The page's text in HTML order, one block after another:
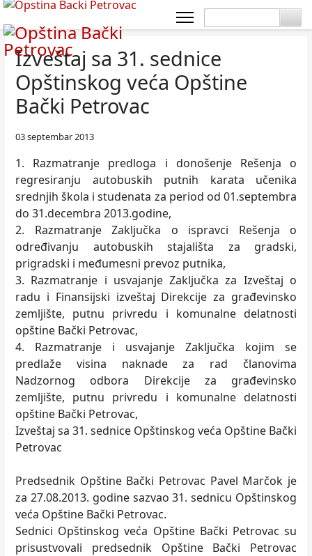
Izveštaj sa 31. sednice
Opštinskog veća Opštine
Bački Petrovac
03 septembar 2013
1. Razmatranje predloga i donošenje Rešenja o
regresiranju autobuskih putnih karata učenika
srednjih škola i studenata za period od 01.septembra
do 31.decembra 2013.godine,
2. Razmatranje Zaključka o ispravci Rešenja o
određivanju autobuskih stajališta za gradski,
prigradski i međumesni prevoz putnika,
3. Razmatranje i usvajanje Zaključka za Izveštaj o
radu i Finansijski izveštaj Direkcije za građevinsko
zemljište, putnu privredu i komunalne delatnosti
opštine Bački Petrovac,
4. Razmatranje i usvajanje Zaključka kojim se
predlaže visina naknade za rad članovima
Nadzornog odbora Direkcije za građevinsko
zemljište, putnu privredu i komunalne delatnosti
opštine Bački Petrovac,
Izveštaj sa 31. sednice Opštinskog veća Opštine Bački
Petrovac
Predsednik Opštine Bački Petrovac Pavel Marčok je
za 27.08.2013. godine sazvao 31. sednicu Opštinskog
veća Opštine Bački Petrovac.
Sednici Opštinskog veća Opštine Bački Petrovac su
prisustvovali predsednik Opštine Bački Petrovac